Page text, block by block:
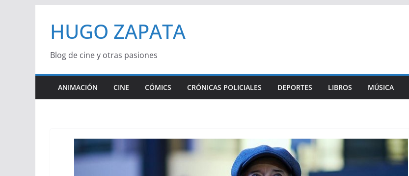
contenido
HUGO ZAPATA
Blog de cine y otras pasiones
ANIMACIÓN CINE CÓMICS CRÓNICAS POLICIALES DEPORTES LIBROS MÚSICA